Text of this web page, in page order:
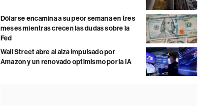
Dólar se encamina a su peor semana en tres
meses mientras crecen las dudas sobre la
Fed
Wall Street abre al alza impulsado por
Amazon y un renovado optimismo por la IA